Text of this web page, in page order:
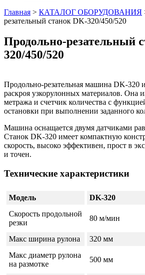
Главная > КАТАЛОГ ОБОРУДОВАНИЯ
резательный станок DK-320/450/520
Продольно-резательный
320/450/520
Продольно-резательная машина DK-320
раскроя узкорулонных материалов. Она
метража и счетчик количества с
остановки при выполнении заданного
Машина оснащается двумя датчиками
Станок DK-320 имеет компактную
скорость, высоко эффективен, прост в
и точен.
Технические характеристики
Модель DK-320
Скорость продольной
резки
80 м/мин
Макс ширина рулона 320 мм
Макс диаметр рулона
на размотке
500 мм